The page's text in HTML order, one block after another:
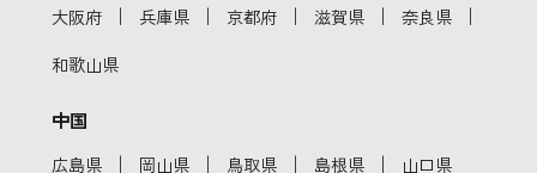
大阪府 ｜ 兵庫県 ｜ 京都府 ｜ 滋賀県 ｜ 奈良県 ｜
和歌山県
中国
広島県 ｜ 岡山県 ｜ 鳥取県 ｜ 島根県 ｜ 山口県